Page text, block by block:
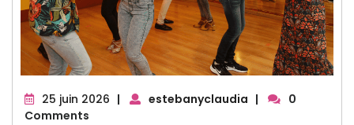
25 juin 2026 25
| estebanyclaudia |
0
Comments